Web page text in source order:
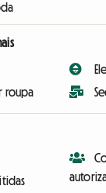
roupa